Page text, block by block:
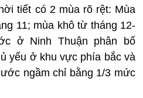
tiết có 2 mùa rõ rệt: Mùa
11; mùa khô từ tháng 12-
ở Ninh Thuận phân bố
yếu ở khu vực phía bắc và
ngầm chỉ bằng 1/3 mức